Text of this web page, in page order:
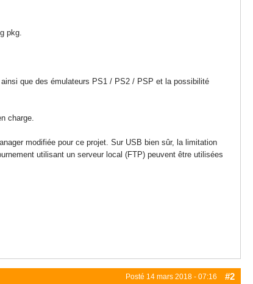
pkg.
que des émulateurs PS1 / PS2 / PSP et la possibilité
charge.
modifiée pour ce projet. Sur USB bien sûr, la limitation
utilisant un serveur local (FTP) peuvent être utilisées
Posté 14 mars 2018 - 07:16 #2